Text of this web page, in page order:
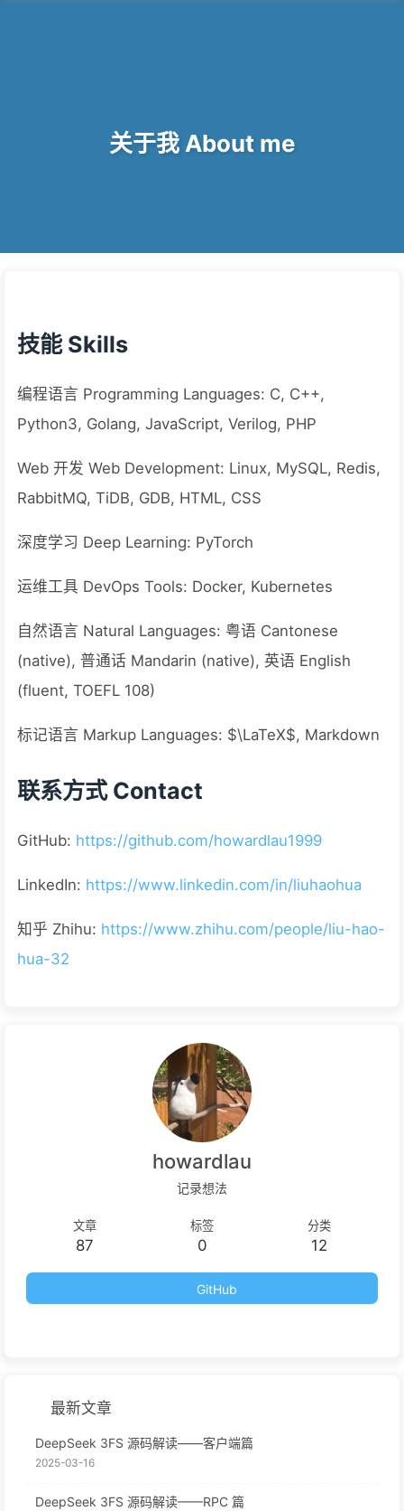
关于我 About me
技能 Skills
编程语言 Programming Languages: C, C++,
Python3, Golang, JavaScript, Verilog, PHP
Web 开发 Web Development: Linux, MySQL, Redis,
RabbitMQ, TiDB, GDB, HTML, CSS
深度学习 Deep Learning: PyTorch
运维工具 DevOps Tools: Docker, Kubernetes
自然语言 Natural Languages: 粤语 Cantonese
(native), 普通话 Mandarin (native), 英语 English
(fluent, TOEFL 108)
标记语言 Markup Languages: $\LaTeX$, Markdown
联系方式 Contact
GitHub: https://github.com/howardlau1999
LinkedIn: https://www.linkedin.com/in/liuhaohua
知乎 Zhihu: https://www.zhihu.com/people/liu-hao-
hua-32
howardlau
记录想法
文章
87
标签
0
分类
12
GitHub
最新文章
DeepSeek 3FS 源码解读——客户端篇
2025-03-16
DeepSeek 3FS 源码解读——RPC 篇